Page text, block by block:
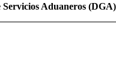
Aduaneros